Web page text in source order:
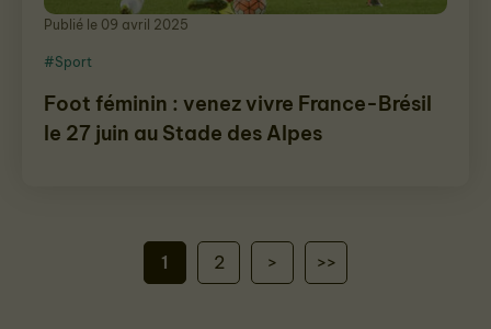
Foot féminin : venez vivre France-Brésil
le 27 juin au Stade des Alpes
Publié le 09 avril 2025
#Sport
1 2 > >>